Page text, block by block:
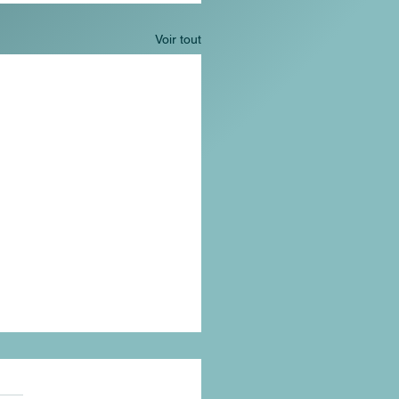
Voir tout